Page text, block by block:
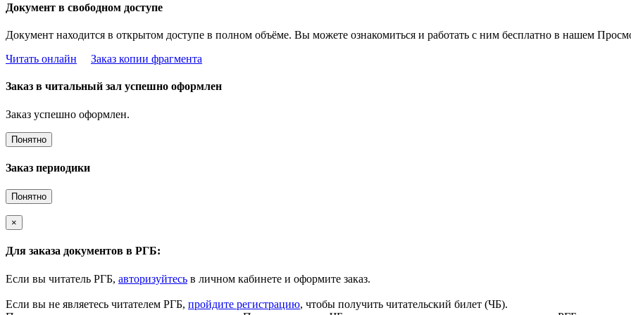
Документ в свободном доступе
Документ находится в открытом доступе в полном объёме. Вы можете ознакомиться и работать с ним бесплатно в нашем
Читать онлайн
Заказ копии фрагмента
Заказ в читальный зал успешно оформлен
Заказ успешно оформлен.
Понятно
Заказ периодики
Понятно
×
Для заказа документов в РГБ:
Если вы читатель РГБ, авторизуйтесь в личном кабинете и оформите заказ.
Если вы не являетесь читателем РГБ, пройдите регистрацию, чтобы получить читательский билет (ЧБ).